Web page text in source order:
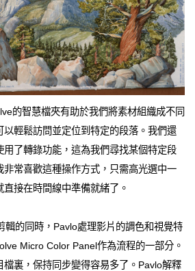
的智慧檔夾有助於我們將素材組織成不同
以輕鬆訪問並定位到特定的段落。我們還
了轉錄功能，這為我們尋找某個特定段
常喜歡這種操作方式，只需高光選中一
接在時間線中準備就緒了。
輯的同時，Pavlo處理影片的調色和視覺特
Micro Color Panel作為流程的一部分。
檔裏，保持同步變得容易多了。Pavlo解釋